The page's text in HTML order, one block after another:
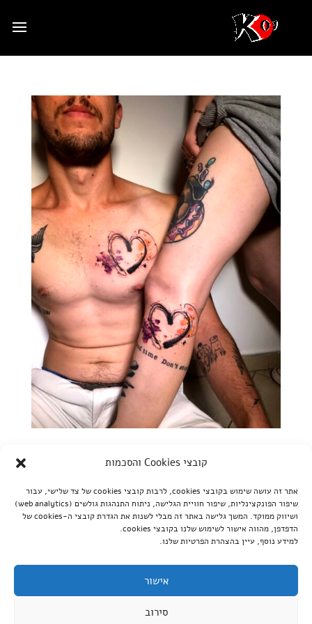
קובצי Cookies והסכמות
אתר זה עושה שימוש בקובצי cookies, לרבות קובצי cookies של צד שלישי, עבור
שיפור הפונקצינליות, שיפור חוויית הגלישה, ניתוח התנהגות גולשים (web analytics)
ושיווק ממוקד. המשך גלישה באתר זה מבלי לשנות את הגדרת קובצי ה-cookies של
הדפדפן, מהווה אישור לשימוש שלנו בקובצי cookies.
למידע נוסף, עיין בהצהרת הפרטיות שלנו.
אישור
סירוב
קעקועים זוגיים ומשפחתיים: רעיונות לקעקוע משותף
|דף בית, חשוב לדעת
קעקוע זוגי | קעקוע משפחתי | קעקוע משותף | נכתב על ידי מעין
24/05/2020 בני זוג או חברים טובים בוחרים לשמח זה את זה
בדרכים שונות ובאירועים שונים. התקופה שאנו חיים בה מאפשרת
לנו להזמין כמעט מכל העולם, כמעט כל דבר שנחשוק בו בזכות
האינטרנט ואנו בהחלט מנצלים את האפשרות הזאת...